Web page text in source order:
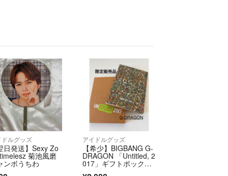
ドルグッズ
日発送】Sexy Zo
菊池風磨
ンボうちわ
アイドルグッズ
【希少】BIGBANG G-
DRAGON 「Untitled, 2
017」ギフトボック